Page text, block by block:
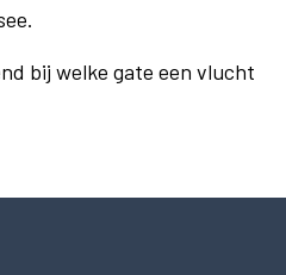
bij welke gate een vlucht